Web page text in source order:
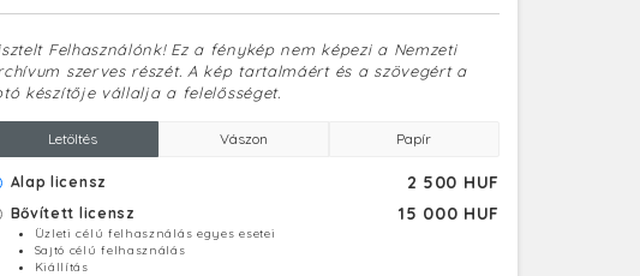
Felhasználónk! Ez a fénykép nem képezi a Nemzeti
szerves részét. A kép tartalmáért és a szövegért a
készítője vállalja a felelősséget.
Letöltés Vászon Papír
Alap licensz 2 500 HUF
Bővített licensz 15 000 HUF
Üzleti célú felhasználás egyes esetei
Sajtó célú felhasználás
Kiállítás